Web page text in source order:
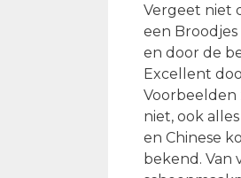
Vergeet niet
een
en door de
Excellent
Voorbeelden
niet, ook
en Chinese
bekend. Van